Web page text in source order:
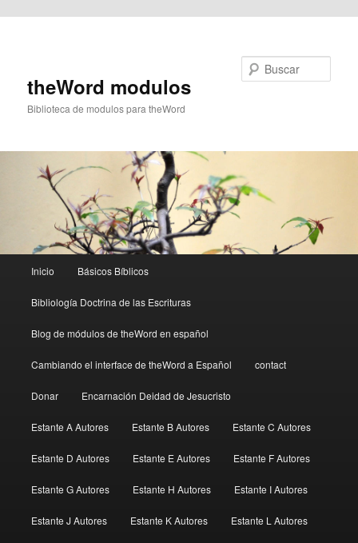
theWord modulos
Biblioteca de modulos para theWord
principal
Inicio Básicos Bíblicos
Bibliología Doctrina de las Escrituras
Blog de módulos de theWord en español
Cambiando el interface de theWord a Español contact
Donar Encarnación Deidad de Jesucristo
Estante A Autores Estante B Autores Estante C Autores
Estante D Autores Estante E Autores Estante F Autores
Estante G Autores Estante H Autores Estante I Autores
Estante J Autores Estante K Autores Estante L Autores